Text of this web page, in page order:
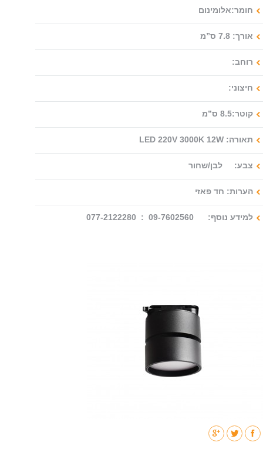
חומר:אלומינום
אורך: 7.8 ס”מ
רוחב:
חיצוני:
קוטר:8.5 ס”מ
תאורה: LED 220V 3000K 12W
צבע: לבן/שחור
הערות: חד פאזי
למידע נוסף: 09-7602560 : 077-2122280